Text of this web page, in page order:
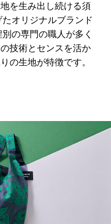
を生み出し続ける須
オリジナルブランド
の専門の職人が多く
技術とセンスを活か
の生地が特徴です。